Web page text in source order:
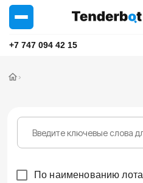
+7 747 094 42 15
›
По наименованию лота